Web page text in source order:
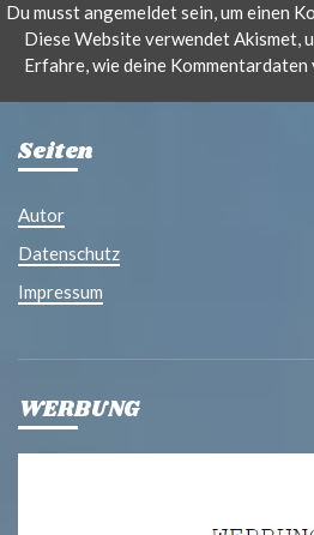
Du musstangemeldetsein, um einen
Diese Website verwendet Akismet,
Erfahre, wie deine
Seiten
Autor
Datenschutz
Impressum
WERBUNG